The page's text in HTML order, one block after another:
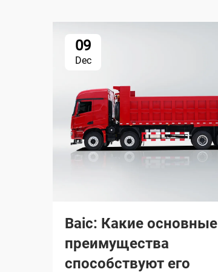
09
Dec
Baic: Какие основные
преимущества
способствуют его